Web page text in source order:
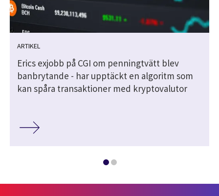
ARTIKEL
Erics exjobb på CGI om penningtvätt blev
banbrytande - har upptäckt en algoritm som
kan spåra transaktioner med kryptovalutor